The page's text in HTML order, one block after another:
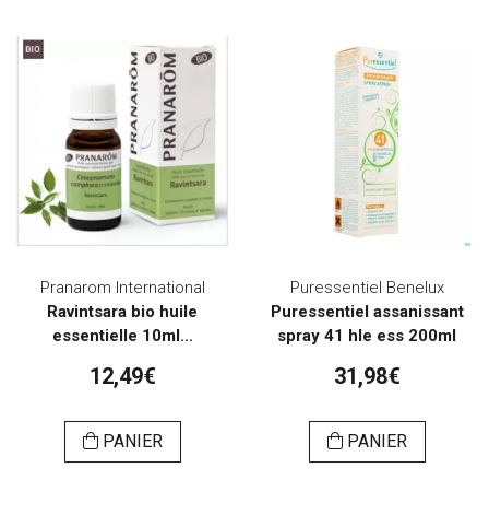
Pranarom International
Ravintsara bio huile
essentielle 10ml...
12,49€
PANIER
Puressentiel Benelux
Puressentiel assanissant
spray 41 hle ess 200ml
31,98€
PANIER